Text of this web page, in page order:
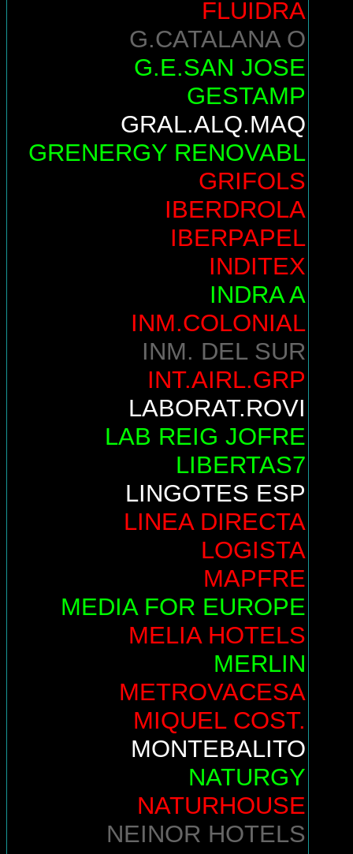
FLUIDRA
G.CATALANA O
G.E.SAN JOSE
GESTAMP
GRAL.ALQ.MAQ
GRENERGY RENOVABL
GRIFOLS
IBERDROLA
IBERPAPEL
INDITEX
INDRA A
INM.COLONIAL
INM. DEL SUR
INT.AIRL.GRP
LABORAT.ROVI
LAB REIG JOFRE
LIBERTAS7
LINGOTES ESP
LINEA DIRECTA
LOGISTA
MAPFRE
MEDIA FOR EUROPE
MELIA HOTELS
MERLIN
METROVACESA
MIQUEL COST.
MONTEBALITO
NATURGY
NATURHOUSE
NEINOR HOTELS